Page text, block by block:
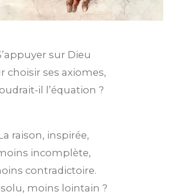
sur Dieu
choisir ses axiomes,
il l’équation ?
raison, inspirée,
incomplète,
contradictoire.
moins lointain ?